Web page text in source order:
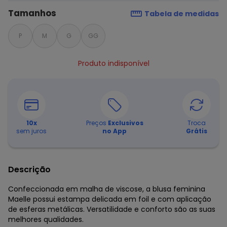
Tamanhos Tabela de medidas
P M G GG
Produto indisponível
10x
sem juros
Preços Exclusivos
no App
Troca
Grátis
Descrição
Confeccionada em malha de viscose, a blusa feminina
Maelle possui estampa delicada em foil e com aplicação
de esferas metálicas. Versatilidade e conforto são as suas
melhores qualidades.